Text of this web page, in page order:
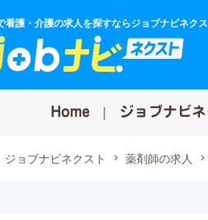
看護・介護の求人を探すならジョブナビネクス
Home ジョブナビ
ジョブナビネクスト 薬剤師の求人